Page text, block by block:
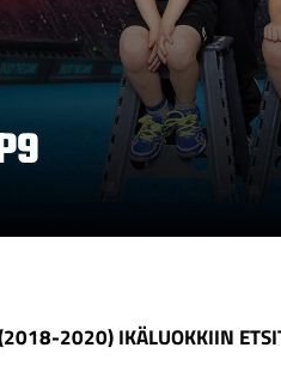
2020) IKÄLUOKKIIN